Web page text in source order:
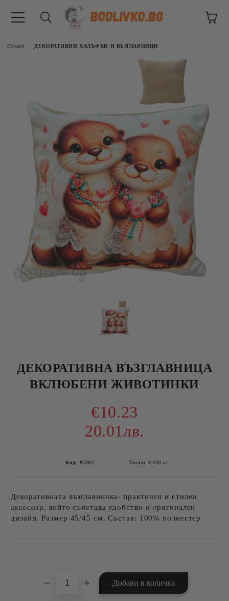
Начало ДЕКОРАТИВНИ КАЛЪФКИ И ВЪЗГЛАВНИЦИ
ДЕКОРАТИВНА ВЪЗГЛАВНИЦА
ВКЛЮБЕНИ ЖИВОТИНКИ
€10.23
20.01лв.
Код: К3902 Тегло: 0.500 кг
Декоративната възглавничка- практичен и стилен
аксесоар, който съчетава удобство и оригинален
дизайн. Размер 45/45 см. Състав: 100% полиестер